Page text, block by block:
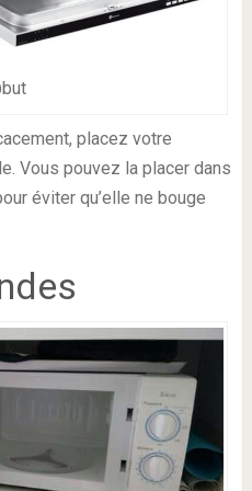
placez votre
Vous pouvez la placer dans
éviter qu’elle ne bouge